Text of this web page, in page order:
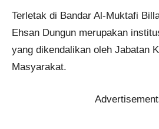
Terletak di Bandar Al-Muktafi
Ehsan Dungun merupakan
yang dikendalikan oleh Jabatan
Masyarakat.